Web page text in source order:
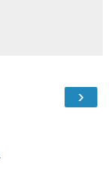
›